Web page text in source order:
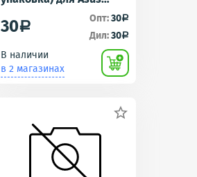
ZB500KL (ZenFone Go)
30a Опт:30a
Дил:30a
В наличии
в 2 магазинах
